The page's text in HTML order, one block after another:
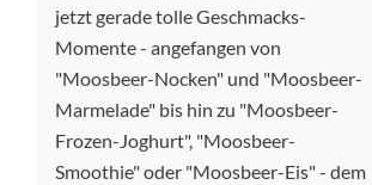
jetzt gerade tolle Geschmacks-
Momente - angefangen von
"Moosbeer-Nocken" und "Moosbeer-
Marmelade" bis hin zu "Moosbeer-
Frozen-Joghurt", "Moosbeer-
Smoothie" oder "Moosbeer-Eis" - dem